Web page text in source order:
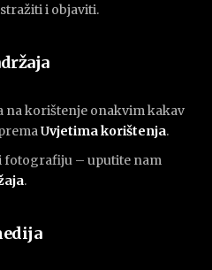
i objaviti.
na korištenje onakvim kakav
Uvjetima korištenja.
fotografiju – uputite nam
.